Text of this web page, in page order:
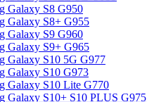
Galaxy S8 G950
Galaxy S8+ G955
Galaxy S9 G960
Galaxy S9+ G965
Galaxy S10 5G G977
Galaxy S10 G973
Galaxy S10 Lite G770
Galaxy S10+ S10 PLUS G975